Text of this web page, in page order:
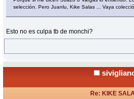
selección. Pero Juanlu, Kike Salas ... Vaya
Esto no es culpa tb de monchi?
Re: KIKE